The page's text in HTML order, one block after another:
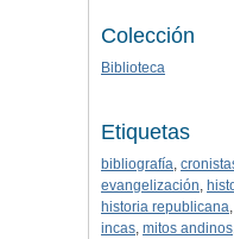
Colección
Biblioteca
Etiquetas
bibliografía,
evangelización,
historia republicana,
incas, mitos andinos